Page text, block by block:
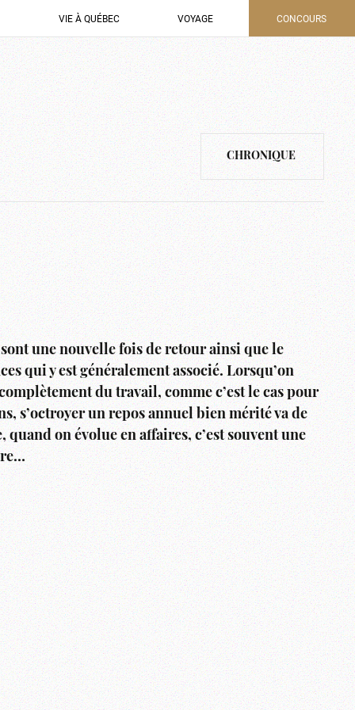
VIE À QUÉBEC VOYAGE CONCOURS
CHRONIQUE
une nouvelle fois de retour ainsi que le
qui y est généralement associé. Lorsqu’on
du travail, comme c’est le cas pour
s’octroyer un repos annuel bien mérité va de
quand on évolue en affaires, c’est souvent une